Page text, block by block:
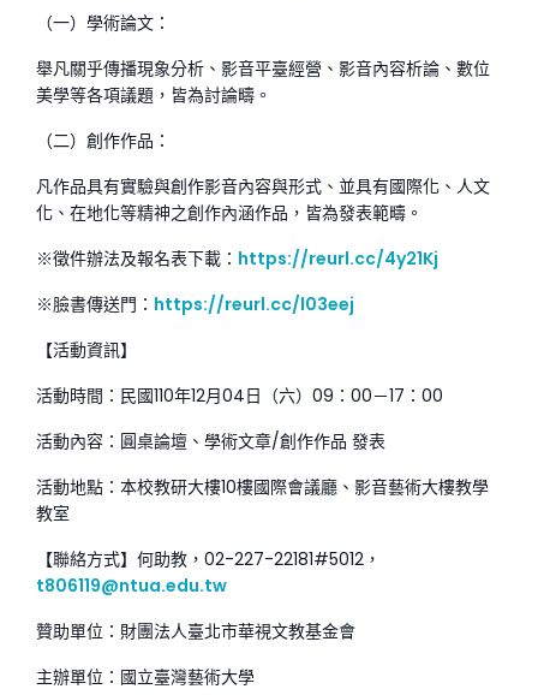
（一）學術論文：
舉凡關乎傳播現象分析、影音平臺經營、影音內容析論、數位
美學等各項議題，皆為討論疇。
（二）創作作品：
凡作品具有實驗與創作影音內容與形式、並具有國際化、人文
化、在地化等精神之創作內涵作品，皆為發表範疇。
※徵件辦法及報名表下載： https://reurl.cc/4y21Kj
※臉書傳送門： https://reurl.cc/l03eej
【活動資訊】
活動時間：民國110年12月04日（六）09：00－17：00
活動內容：圓桌論壇、學術文章/創作作品 發表
活動地點：本校教研大樓10樓國際會議廳、影音藝術大樓教學
教室
【聯絡方式】何助教，02-227-22181#5012，
t806119@ntua.edu.tw
贊助單位：財團法人臺北市華視文教基金會
主辦單位：國立臺灣藝術大學